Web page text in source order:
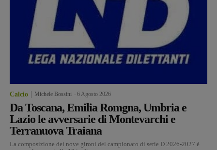
Calcio Michele Bossini 6 Agosto 2026
Da Toscana, Emilia Romgna, Umbria e
Lazio le avversarie di Montevarchi e
Terranuova Traiana
La composizione dei nove gironi del campionato di serie D 2026-2027 è